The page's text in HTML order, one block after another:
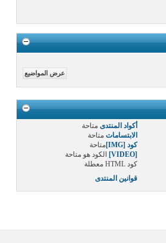
أكواد المنتدى متاحة
الابتسامات متاحة
كود [IMG]
متاحة
[VIDEO]
الكود هومتاحة
كود HTML
معطلة
قوانين المنتدى